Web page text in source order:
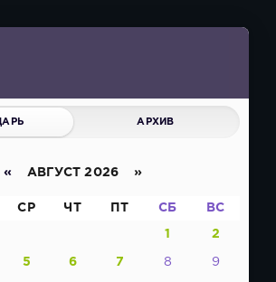
АРХИВ
« АВГУСТ 2026 »
СР ЧТ ПТ СБ ВС
1 2
5 6 7 8 9